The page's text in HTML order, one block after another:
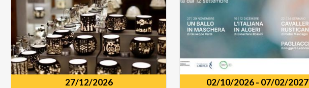
27/12/2026 02/10/2026- 07/02/2027